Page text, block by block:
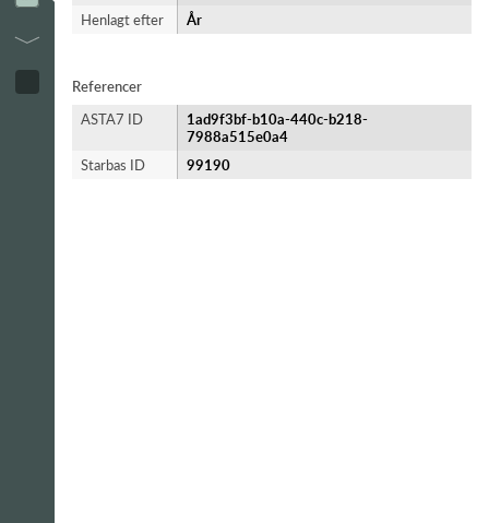
Henlagt efter
År
Referencer
ASTA7 ID
1ad9f3bf-b10a-440c-b218-
7988a515e0a4
Starbas ID
99190